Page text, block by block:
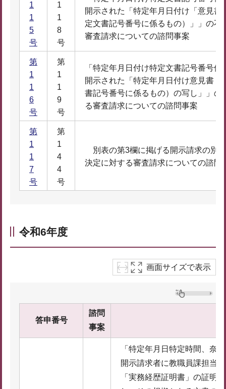
1
1
5
号
1
1
8
号
開示された「特定年月日付け「意見書
定文書記号番号に係るもの）」」の不
審査請求についての諮問事案
第
1
1
6
号
第
1
1
9
号
「特定年月日付け特定文書記号番号
開示された「特定年月日付け意見書（
書記号番号に係るもの）の写し」」の
る審査請求についての諮問事案
第
1
1
7
号
第
1
4
4
号
別表の第3欄に掲げる開示請求の別
決定に対する審査請求についての諮問
令和6年度
画面サイズで表示
答申番号
諮問
事案
「特定年月日特定時間、奈
開示請求者に教職員課担当
「実務経歴証明書」の証明